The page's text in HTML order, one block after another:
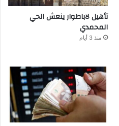
تأهيل لاباطوار ينعش الحي
المحمدي
منذ 3 أيام